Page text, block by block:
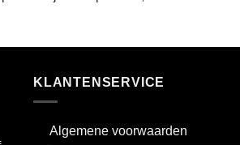
KLANTENSERVICE
Algemene voorwaarden